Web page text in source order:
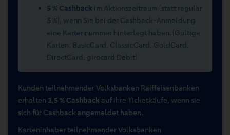
5 % Cashback im Aktionszeitraum (statt regulär
3 %), wenn Sie bei der Cashback-Anmeldung
eine Kartennummer hinterlegt haben. (Gültige
Karten: BasicCard, ClassicCard, GoldCard,
DirectCard, girocard Debit)
Kunden teilnehmender Volksbanken Raiffeisenbanken
erhalten 1,5 % Cashback auf ihre Ticketkäufe, wenn sie
sich für Cashback angemeldet haben.
Karteninhaber teilnehmender Volksbanken